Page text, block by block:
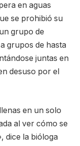
en aguas
se prohibió su
grupo de
grupos de hasta
juntas en
desuso por el
en un solo
al ver cómo se
dice la bióloga